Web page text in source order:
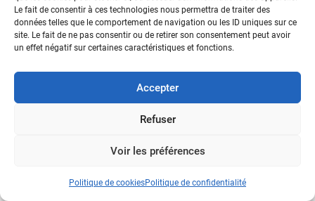
Le fait de consentir à ces technologies nous permettra de traiter des
données telles que le comportement de navigation ou les ID uniques sur ce
site. Le fait de ne pas consentir ou de retirer son consentement peut avoir
un effet négatif sur certaines caractéristiques et fonctions.
Accepter
Refuser
Voir les préférences
Politique de cookiesPolitique de confidentialité
fait avec
par l'agence idcom